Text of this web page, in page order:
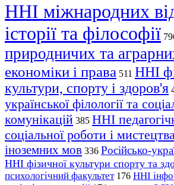
ННІ міжнародних
історії та філософії
природничих та
економіки і права 511 ННІ
культури, спорту і здоров'я
української філології та
комунікацій 385 ННІ
соціальної роботи і
іноземних мов 336 Російсько-
ННІ фізичної культури спорту та
психологічний факультет 176 ННІ